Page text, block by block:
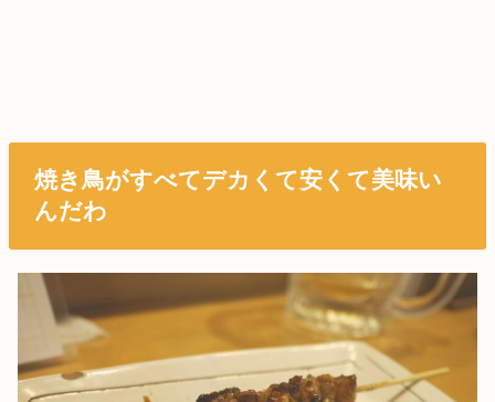
焼き鳥がすべてデカくて安くて美味い
んだわ